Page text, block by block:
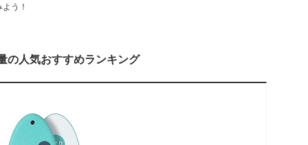
う！
の人気おすすめランキング